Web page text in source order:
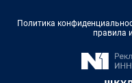
Политика
правила